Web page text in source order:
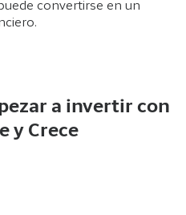
convertirse en un
a invertir con
y Crece